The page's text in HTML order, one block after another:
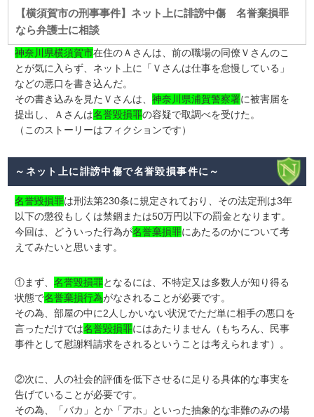
【横須賀市の刑事事件】ネット上に誹謗中傷 名誉棄損罪
なら弁護士に相談
神奈川県横須賀市在住のＡさんは、前の職場の同僚Ｖさんのこ
とが気に入らず、ネット上に「Ｖさんは仕事を怠慢している」
などの悪口を書き込んだ。
その書き込みを見たＶさんは、神奈川県浦賀警察署に被害届を
提出し、Ａさんは名誉毀損罪の容疑で取調べを受けた。
（このストーリーはフィクションです）
～ネット上に誹謗中傷で名誉毀損事件に～
名誉毀損罪は刑法第230条に規定されており、その法定刑は3年
以下の懲役もしくは禁錮または50万円以下の罰金となります。
今回は、どういった行為が名誉棄損罪にあたるのかについて考
えてみたいと思います。
①まず、名誉毀損罪となるには、不特定又は多数人が知り得る
状態で名誉棄損行為がなされることが必要です。
その為、部屋の中に2人しかいない状況でただ単に相手の悪口を
言っただけでは名誉毀損罪にはあたりません（もちろん、民事
事件として慰謝料請求をされるということは考えられます）。
②次に、人の社会的評価を低下させるに足りる具体的な事実を
告げていることが必要です。
その為、「バカ」とか「アホ」といった抽象的な非難のみの場